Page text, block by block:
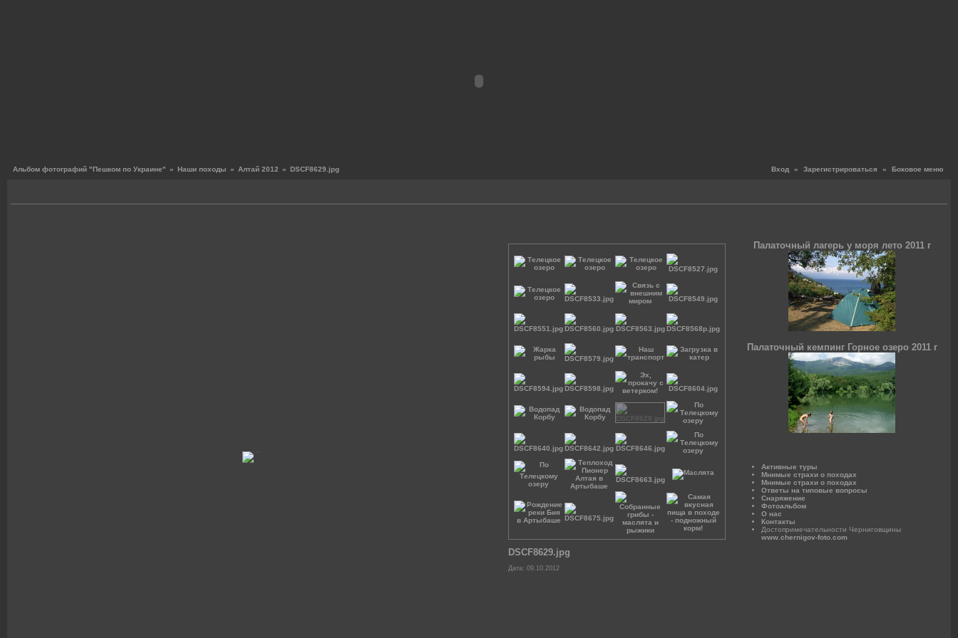
Вход « Зарегистрироваться « Боковое меню
Альбом фотографий "Пешком по Украине" » Наши походы » Алтай 2012 » DSCF8629.jpg
DSCF8629.jpg
Дата: 09.10.2012
Палаточный лагерь у моря лето 2011 г
Палаточный кемпинг Горное озеро 2011 г
Активные туры
Мнимые страхи о походах
Мнимые страхи о походах
Ответы на типовые вопросы
Снаряжение
Фотоальбом
О нас
Контакты
Достопримечательности Черниговщины
www.chernigov-foto.com